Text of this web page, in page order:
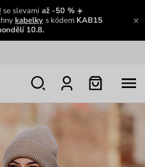
se slevamiaž -50 %☀️
kabelky s kódem KAB15
10.8.